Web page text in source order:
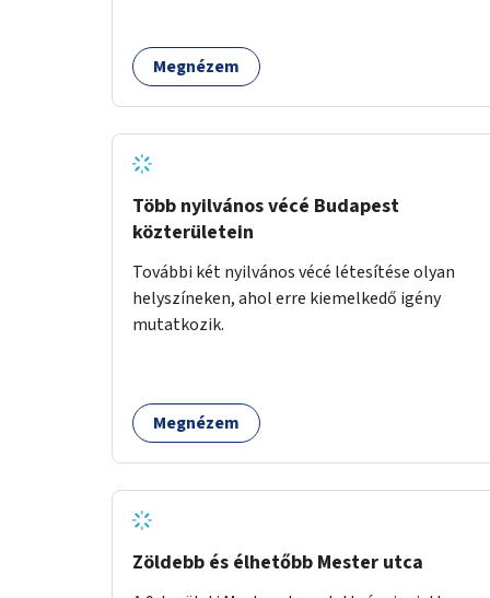
elérhetőségét, mind infrastrukturális
adottságait tekintve alkalmas egy új játszótér
Megnézem
Több nyilvános vécé Budapest
közterületein
További két nyilvános vécé létesítése olyan
helyszíneken, ahol erre kiemelkedő igény
mutatkozik.
Megnézem
Zöldebb és élhetőbb Mester utca